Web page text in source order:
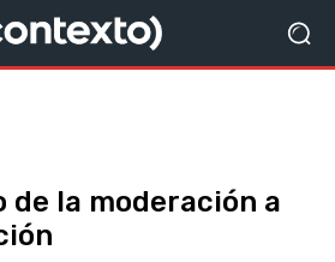
de la moderación a